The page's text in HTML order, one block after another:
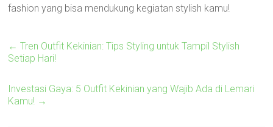
fashion yang bisa mendukung kegiatan stylish kamu!
← Tren Outfit Kekinian: Tips Styling untuk Tampil Stylish
Setiap Hari!
Investasi Gaya: 5 Outfit Kekinian yang Wajib Ada di Lemari
Kamu! →